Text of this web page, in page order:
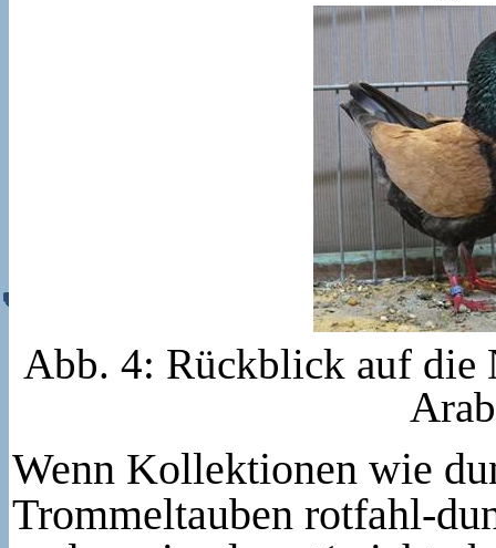
Abb. 4: Rückblick auf die
Wenn Kollektionen wie
Trommeltauben rotfahl-